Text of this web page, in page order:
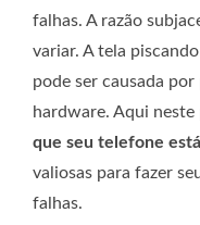
falhas. A razão
variar. A tela
pode ser causada
hardware. Aqui
que seu telefone
valiosas para fazer
falhas.